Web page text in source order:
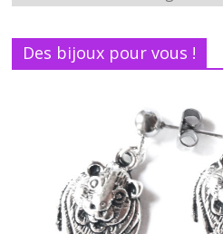
Des bijoux pour vous !